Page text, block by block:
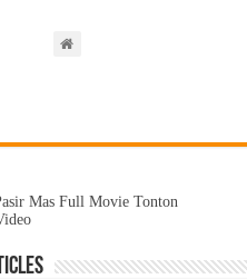
Mas Full Movie Tonton